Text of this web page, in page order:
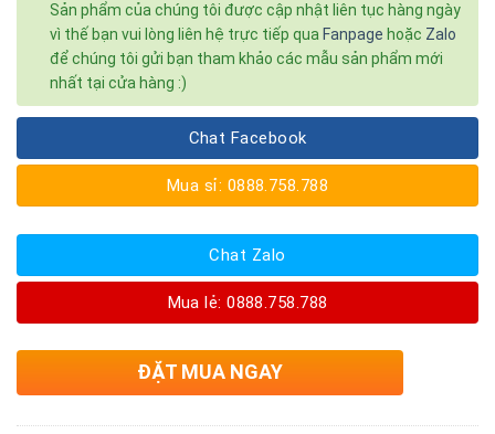
Sản phẩm của chúng tôi được cập nhật liên tục hàng ngày
vì thế bạn vui lòng liên hệ trực tiếp qua Fanpage hoặc Zalo
để chúng tôi gửi bạn tham khảo các mẫu sản phẩm mới
nhất tại cửa hàng :)
Chat Facebook
Mua sỉ: 0888.758.788
Chat Zalo
Mua lẻ: 0888.758.788
ĐẶT MUA NGAY